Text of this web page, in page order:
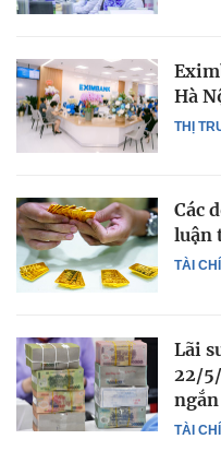
THỊ
Hà
TÀI
Các
luận
TÀI
Lãi
22/
ngắn